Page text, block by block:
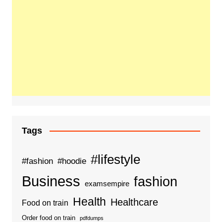
Tags
#fashion #hoodie #lifestyle
Business examsempire fashion
Food on train Health Healthcare
Order food on train pdfdumps